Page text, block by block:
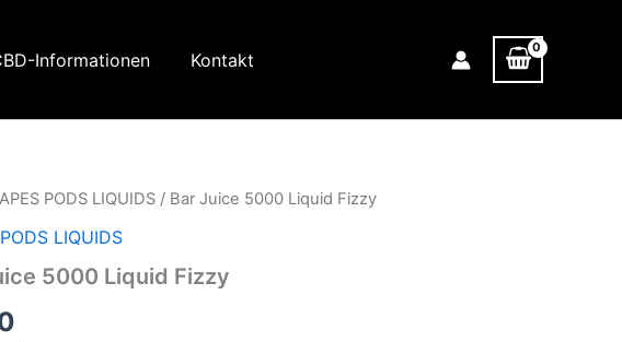
Informationen Kontakt
PODS LIQUIDS / Bar Juice 5000 Liquid Fizzy
LIQUIDS
5000 Liquid Fizzy